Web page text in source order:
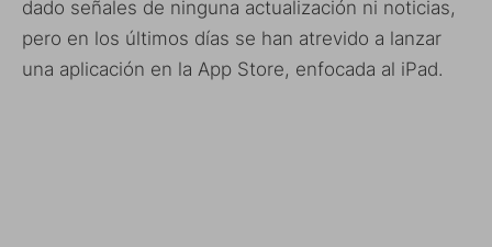
dado señales de ninguna actualización ni noticias,
pero en los últimos días se han atrevido a lanzar
una aplicación en la App Store, enfocada al iPad.